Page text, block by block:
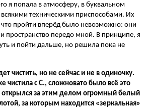
я попала в атмосферу, в буквальном
техническими приспособами. Их
пройти вперёд было невозможно: они
пространство передо мной. В принципе, я
и пойти дальше, но решила пока не
чистить, но не сейчас и не в одиночку.
чистила с С., сложновато было всё это
открылся за этим делом огромный белый
за которым находится «зеркальная»